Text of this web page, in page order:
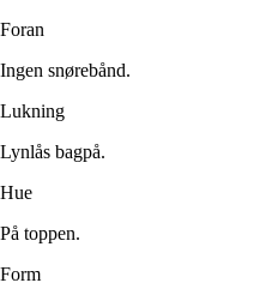
Foran
Ingen snørebånd.
Lukning
Lynlås bagpå.
Hue
På toppen.
Form